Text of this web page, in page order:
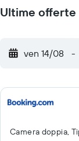
Mannheim è a 2,7
trova a 4,5 km
Ultime offerte
ven 14/08 -
Camera doppia,